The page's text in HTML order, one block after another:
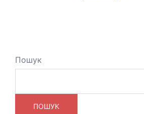
Пошук
ПОШУК